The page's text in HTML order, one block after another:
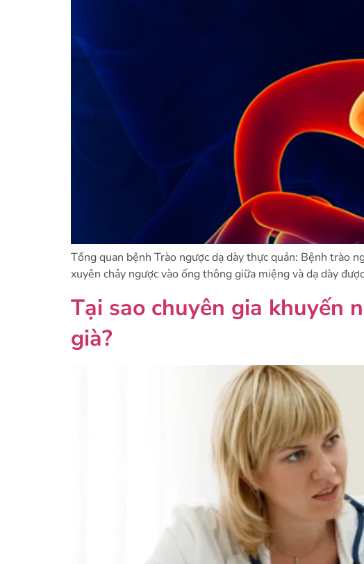
Tổng quan bệnh Trào ngược dạ dày thực quản: Bệnh trào
xuyên chảy ngược vào ống thông giữa miệng và dạ dày
Tại sao chuyên gia khuyến
già?